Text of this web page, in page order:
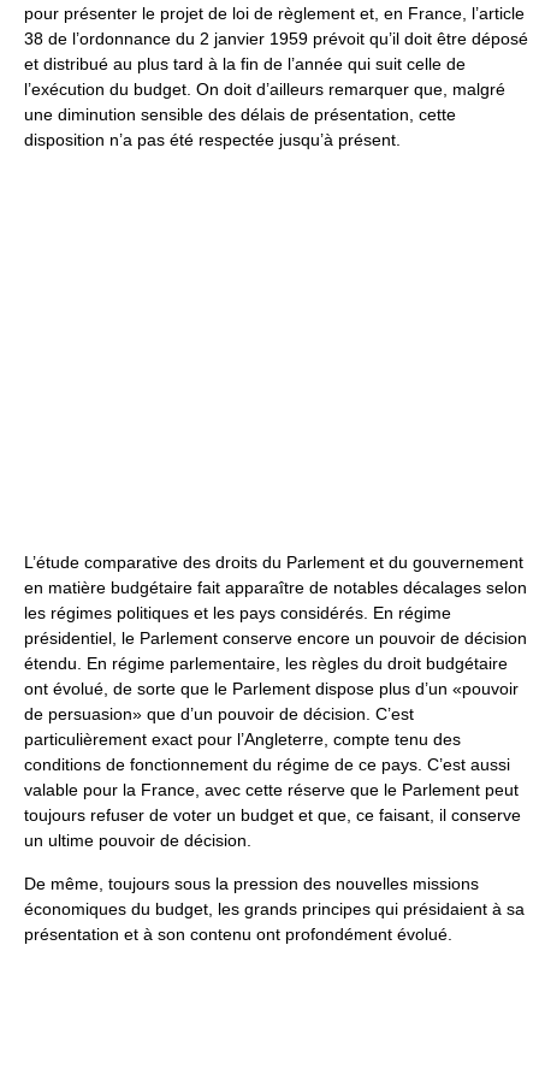
pour présenter le projet de loi de règlement et, en France, l’article
38 de l’ordonnance du 2 janvier 1959 prévoit qu’il doit être déposé
et distribué au plus tard à la fin de l’année qui suit celle de
l’exécution du budget. On doit d’ailleurs remarquer que, malgré
une diminution sensible des délais de présentation, cette
disposition n’a pas été respectée jusqu’à présent.
L’étude comparative des droits du Parlement et du gouvernement
en matière budgétaire fait apparaître de notables décalages selon
les régimes politiques et les pays considérés. En régime
présidentiel, le Parlement conserve encore un pouvoir de décision
étendu. En régime parlementaire, les règles du droit budgétaire
ont évolué, de sorte que le Parlement dispose plus d’un «pouvoir
de persuasion» que d’un pouvoir de décision. C’est
particulièrement exact pour l’Angleterre, compte tenu des
conditions de fonctionnement du régime de ce pays. C’est aussi
valable pour la France, avec cette réserve que le Parlement peut
toujours refuser de voter un budget et que, ce faisant, il conserve
un ultime pouvoir de décision.
De même, toujours sous la pression des nouvelles missions
économiques du budget, les grands principes qui présidaient à sa
présentation et à son contenu ont profondément évolué.